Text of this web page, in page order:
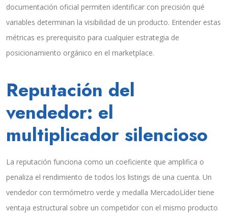
documentación oficial permiten identificar con precisión qué
variables determinan la visibilidad de un producto. Entender estas
métricas es prerequisito para cualquier estrategia de
posicionamiento orgánico en el marketplace.
Reputación del
vendedor: el
multiplicador silencioso
La reputación funciona como un coeficiente que amplifica o
penaliza el rendimiento de todos los listings de una cuenta. Un
vendedor con termómetro verde y medalla MercadoLíder tiene
ventaja estructural sobre un competidor con el mismo producto